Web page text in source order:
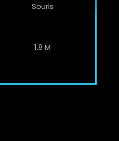
Souris
1.8 M